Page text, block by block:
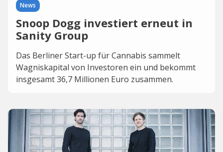
News
Snoop Dogg investiert erneut in
Sanity Group
Das Berliner Start-up für Cannabis sammelt
Wagniskapital von Investoren ein und bekommt
insgesamt 36,7 Millionen Euro zusammen.